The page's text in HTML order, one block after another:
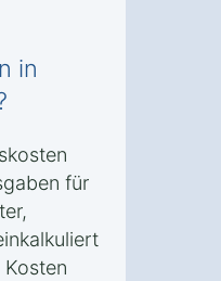
in
für